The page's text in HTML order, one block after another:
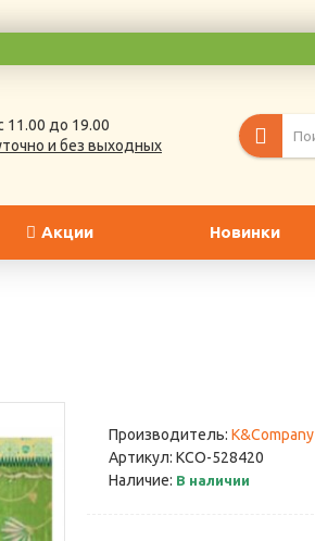
11.00 до 19.00
и без выходных
Акции Новинки
Производитель: K&Company
Артикул: KCO-528420
Наличие: В наличии